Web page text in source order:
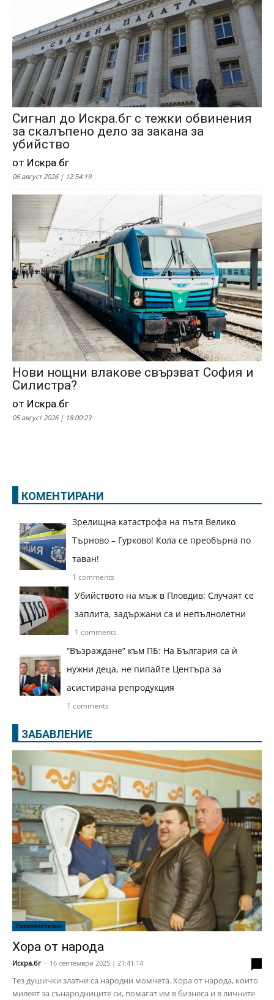
Сигнал до Искра.бг с тежки обвинения
за скалъпено дело за закана за
убийство
от Искра.бг
06 август 2026 | 12:54:19
Нови нощни влакове свързват София и
Силистра?
от Искра.бг
05 август 2026 | 18:00:23
КОМЕНТИРАНИ
Зрелищна катастрофа на пътя Велико
Търново – Гурково! Кола се преобърна по
таван!
1 comments
Убийството на мъж в Пловдив: Случаят се
заплита, задържани са и непълнолетни
1 comments
“Възраждане” към ПБ: На България са ѝ
нужни деца, не пипайте Центъра за
асистирана репродукция
1 comments
ЗАБАВЛЕНИЕ
Развлекателно
Хора от народа
Искра.бг - 16 септември 2025 | 21:41:14
Тез душички златни са народни момчета. Хора от народа, които
милеят за сънародниците си, помагат им в бизнеса и в личните